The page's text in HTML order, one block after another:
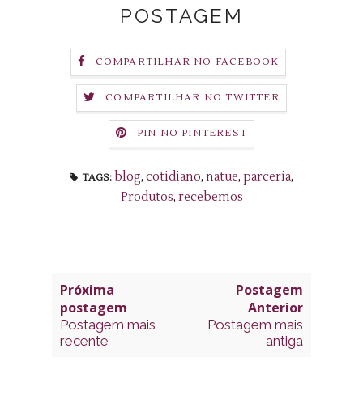
POSTAGEM
COMPARTILHAR NO FACEBOOK
COMPARTILHAR NO TWITTER
PIN NO PINTEREST
TAGS: blog, cotidiano, natue, parceria,
Produtos, recebemos
Próxima
postagem
Postagem mais
recente
Postagem
Anterior
Postagem mais
antiga